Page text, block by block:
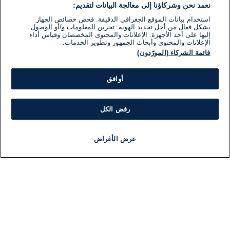
نعمد نحن وشركاؤنا إلى معالجة البيانات لتقديم:
استخدام بيانات الموقع الجغرافي الدقيقة. فحص خصائص الجهاز
بشكل فعال من أجل تحديد الهوية. تخزين المعلومات و/أو الوصول
إليها على أحد الأجهزة. الإعلانات والمحتوى المخصصان وقياس أداء
الإعلانات والمحتوى وأبحاث الجمهور وتطوير الخدمات.
قائمة الشركاء (المورّدون)
أوافق
رفض الكل
عرض الأغراض